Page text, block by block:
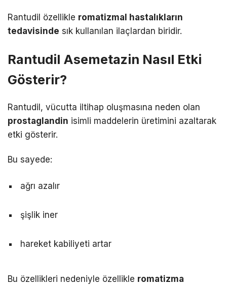
Rantudil özellikle romatizmal hastalıkların
tedavisinde sık kullanılan ilaçlardan biridir.
Rantudil Asemetazin Nasıl Etki
Gösterir?
Rantudil, vücutta iltihap oluşmasına neden olan
prostaglandin isimli maddelerin üretimini azaltarak
etki gösterir.
Bu sayede:
ağrı azalır
şişlik iner
hareket kabiliyeti artar
Bu özellikleri nedeniyle özellikle romatizma